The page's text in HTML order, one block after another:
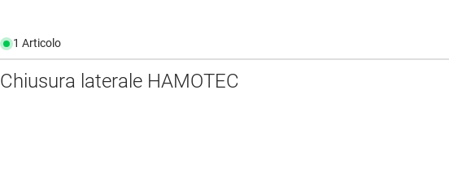
1 Articolo
Chiusura laterale HAMOTEC